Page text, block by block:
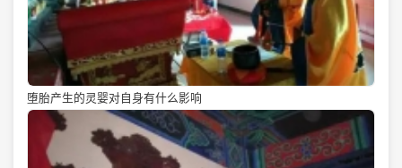
堕胎产生的灵婴对自身有什么影响